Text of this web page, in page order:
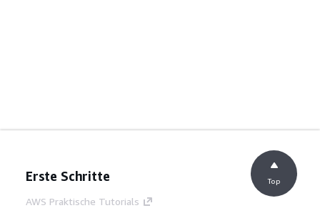
Erste Schritte
AWS Praktische Tutorials
Top